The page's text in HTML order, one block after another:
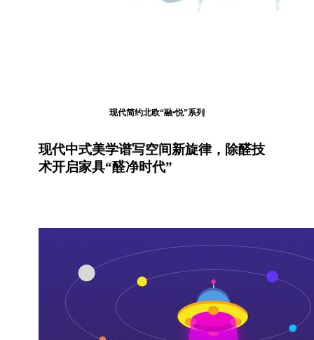
现代简约北欧“融•悦”系列
现代中式美学谱写空间新旋律，除醛技
术开启家具“醛净时代”